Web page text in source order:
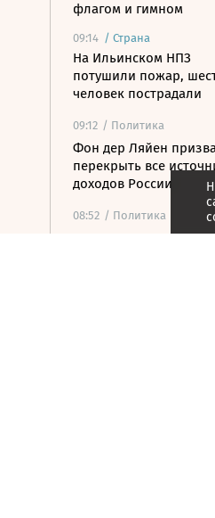
флагом и гимном
09:14 / Страна
На Ильинском НПЗ
потушили пожар,
человек пострадали
09:12 / Политика
Фон дер Ляйен
перекрыть все
доходов России
08:52 / Политика
Почти 2000